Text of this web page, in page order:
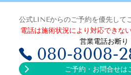
公式LINEからのご予約を優先して
電話は施術状況により対応できな
営業電話お断り
080-8008-
ご予約・お問合せは